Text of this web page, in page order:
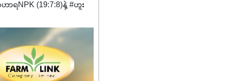
NPK (19:7:8)နဲ့ #ဟူး
ျေးဇူးတွေအနေနဲ့ကတော့
မ်းလန်းသန်စွမ်းပြီး အစာ
းမြန်စေပါတယ်။
ာအောင် အားပေးပါ
းပါတယ်။ လုံလောက်တဲ့